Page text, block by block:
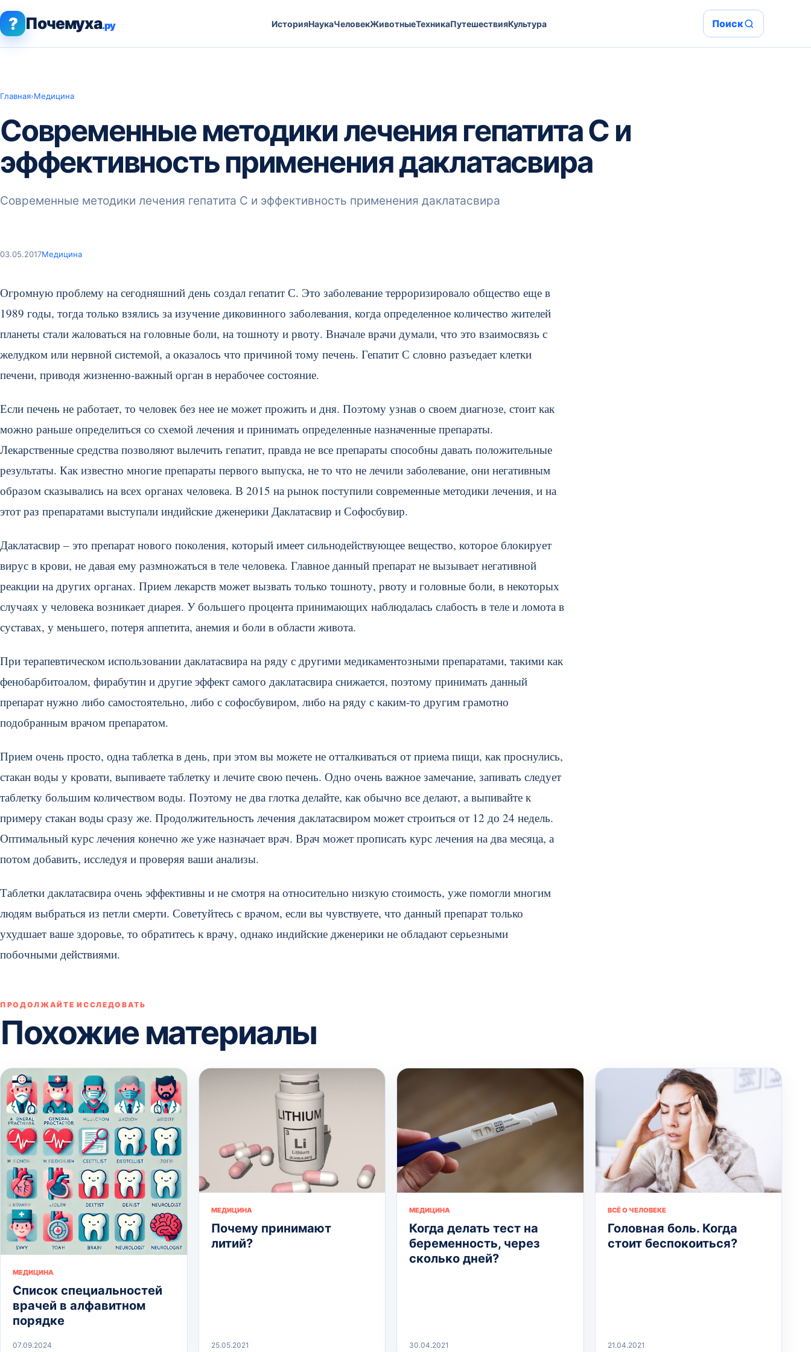
? Почемуха.ру ИсторияНаукаЧеловекЖивотныеТехникаПутешествияКультура Поиск
Главная›Медицина
Современные методики лечения гепатита С и
эффективность применения даклатасвира
Современные методики лечения гепатита С и эффективность применения даклатасвира
03.05.2017Медицина
Огромную проблему на сегодняшний день создал гепатит С. Это заболевание терроризировало общество еще в
1989 годы, тогда только взялись за изучение диковинного заболевания, когда определенное количество жителей
планеты стали жаловаться на головные боли, на тошноту и рвоту. Вначале врачи думали, что это взаимосвязь с
желудком или нервной системой, а оказалось что причиной тому печень. Гепатит С словно разъедает клетки
печени, приводя жизненно-важный орган в нерабочее состояние.
Если печень не работает, то человек без нее не может прожить и дня. Поэтому узнав о своем диагнозе, стоит как
можно раньше определиться со схемой лечения и принимать определенные назначенные препараты.
Лекарственные средства позволяют вылечить гепатит, правда не все препараты способны давать положительные
результаты. Как известно многие препараты первого выпуска, не то что не лечили заболевание, они негативным
образом сказывались на всех органах человека. В 2015 на рынок поступили современные методики лечения, и на
этот раз препаратами выступали индийские дженерики Даклатасвир и Софосбувир.
Даклатасвир – это препарат нового поколения, который имеет сильнодействующее вещество, которое блокирует
вирус в крови, не давая ему размножаться в теле человека. Главное данный препарат не вызывает негативной
реакции на других органах. Прием лекарств может вызвать только тошноту, рвоту и головные боли, в некоторых
случаях у человека возникает диарея. У большего процента принимающих наблюдалась слабость в теле и ломота в
суставах, у меньшего, потеря аппетита, анемия и боли в области живота.
При терапевтическом использовании даклатасвира на ряду с другими медикаментозными препаратами, такими как
фенобарбитоалом, фирабутин и другие эффект самого даклатасвира снижается, поэтому принимать данный
препарат нужно либо самостоятельно, либо с софосбувиром, либо на ряду с каким-то другим грамотно
подобранным врачом препаратом.
Прием очень просто, одна таблетка в день, при этом вы можете не отталкиваться от приема пищи, как проснулись,
стакан воды у кровати, выпиваете таблетку и лечите свою печень. Одно очень важное замечание, запивать следует
таблетку большим количеством воды. Поэтому не два глотка делайте, как обычно все делают, а выпивайте к
примеру стакан воды сразу же. Продолжительность лечения даклатасвиром может строиться от 12 до 24 недель.
Оптимальный курс лечения конечно же уже назначает врач. Врач может прописать курс лечения на два месяца, а
потом добавить, исследуя и проверяя ваши анализы.
Таблетки даклатасвира очень эффективны и не смотря на относительно низкую стоимость, уже помогли многим
людям выбраться из петли смерти. Советуйтесь с врачом, если вы чувствуете, что данный препарат только
ухудшает ваше здоровье, то обратитесь к врачу, однако индийские дженерики не обладают серьезными
побочными действиями.
ПРОДОЛЖАЙТЕ ИССЛЕДОВАТЬ
Похожие материалы
МЕДИЦИНА
Список специальностей
врачей в алфавитном
порядке
07.09.2024
МЕДИЦИНА
Почему принимают
литий?
25.05.2021
МЕДИЦИНА
Когда делать тест на
беременность, через
сколько дней?
30.04.2021
ВСЁ О ЧЕЛОВЕКЕ
Головная боль. Когда
стоит беспокоиться?
21.04.2021